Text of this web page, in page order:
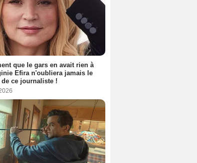
que le gars en avait rien à
Efira n'oubliera jamais le
ce journaliste !